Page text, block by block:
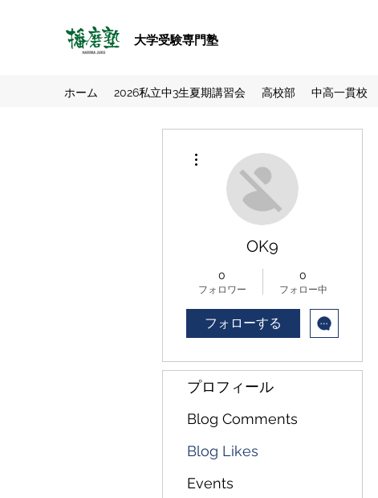
大学受験専門塾
ホーム 2026私立中3生夏期講習会 高校部 中高一貫校
OK9
0
フォロワー
0
フォロー中
フォローする
プロフィール
Blog Comments
Blog Likes
Events